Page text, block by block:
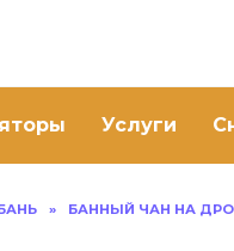
Услуги
» БАННЫЙ ЧАН НА